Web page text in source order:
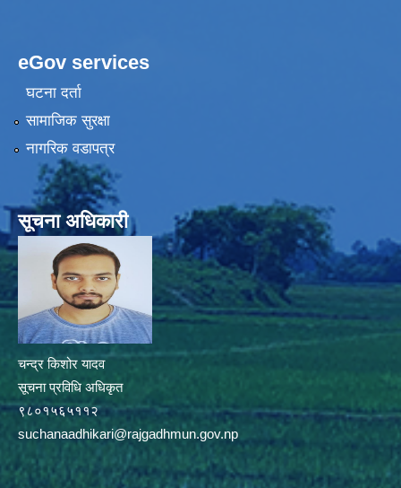
eGov services
घटना दर्ता
सामाजिक सुरक्षा
नागरिक वडापत्र
सूचना अधिकारी
चन्द्र किशोर यादव
सूचना प्रविधि अधिकृत
९८०१५६५११२
suchanaadhikari@rajgadhmun.gov.np